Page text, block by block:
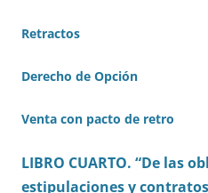
Retractos
Derecho de Opción
Venta con pacto de retro
LIBRO CUARTO. “De las
estipulaciones y